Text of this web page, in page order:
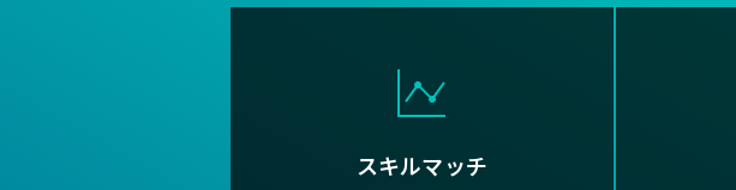
スキルマッチ